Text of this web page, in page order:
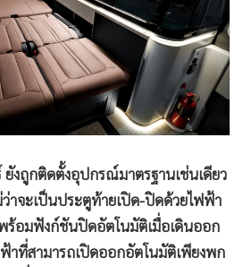
ยังถูกติดตั้งอุปกรณ์มาตรฐานเช่นเดียว
าจะเป็นประตูท้ายเปิด-ปิดด้วยไฟฟ้า
ร้อมฟังก์ชันปิดอัตโนมัติเมื่อเดินออก
าที่สามารถเปิดออกอัตโนมัติเพียงพก